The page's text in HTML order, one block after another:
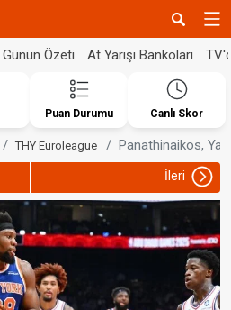
Günün Özeti At Yarışı Bankoları
Puan Durumu Canlı Skor
THY Euroleague Panathinaikos,
İleri